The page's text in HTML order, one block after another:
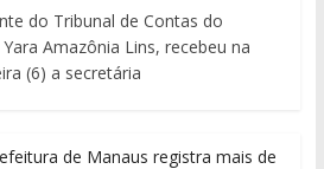
do Tribunal de Contas do
Amazônia Lins, recebeu na
(6) a secretária
de Manaus registra mais de